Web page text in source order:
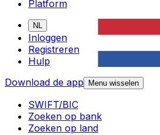
Platform
NL
Inloggen
Registreren
Hulp
Download de app
Menu wisselen
SWIFT/BIC
Zoeken op bank
Zoeken op land